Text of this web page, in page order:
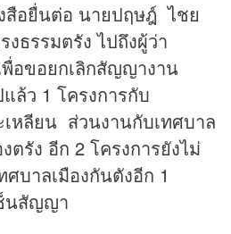
อยื่นต่อ นายปฤษฎ์ ไชย
ธรรมตรัง ไปถึงผู้ว่า
พื่อขอยกเลิกสัญญางาน
ว 1 โครงการกับ
หลียน ส่วนงานกับเทศบาล
ตรัง อีก 2 โครงการยังไม่
บาลเมืองกันตังอีก 1
นสัญญา